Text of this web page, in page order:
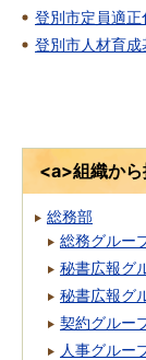
登別市定員適正
登別市人材育
<a>組織か
総務部
総務グルー
秘書広報グ
秘書広報グ
契約グルー
人事グルー